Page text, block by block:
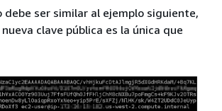
debe ser similar al ejemplo siguiente,
clave pública es la única que